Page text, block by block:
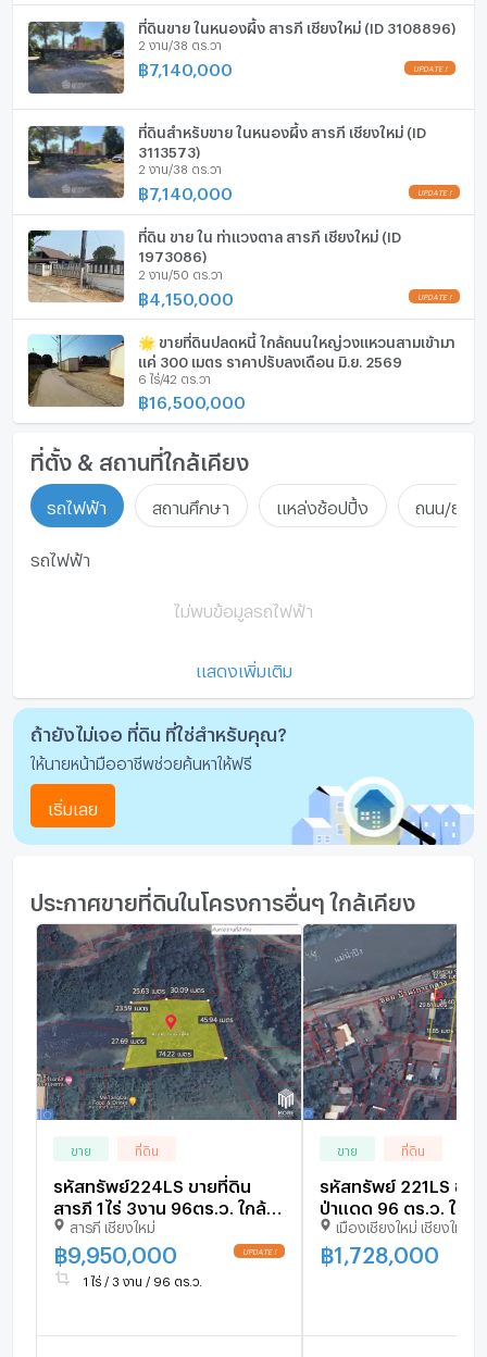
ที่ดินขาย ในหนองผึ้ง สารภี เชียงใหม่ (ID 3108896)
2 งาน/38 ตร.วา
฿7,140,000
ที่ดินสำหรับขาย ในหนองผึ้ง สารภี เชียงใหม่ (ID
3113573)
2 งาน/38 ตร.วา
฿7,140,000
ที่ดิน ขาย ใน ท่าแวงตาล สารภี เชียงใหม่ (ID
1973086)
2 งาน/50 ตร.วา
฿ 4,150,000
🌟 ขายที่ดินปลดหนี้ ใกล้ถนนใหญ่วงแหวนสามเข้ามา
แค่ 300 เมตร ราคาปรับลงเดือน มิ.ย. 2569
6 ไร่/42 ตร.วา
฿16,500,000
ที่ตั้ง & สถานที่ใกล้เคียง
รถไฟฟ้า สถานศึกษา แหล่งช้อปปิ้ง ถนน/ย่าน
รถไฟฟ้า
ไม่พบข้อมูลรถไฟฟ้า
แสดงเพิ่มเติม
ถ้ายังไม่เจอ ที่ดิน ที่ใช่สำหรับคุณ?
ให้นายหน้ามืออาชีพช่วยค้นหาให้ฟรี
เริ่มเลย
ประกาศขายที่ดินในโครงการอื่นๆ ใกล้เคียง
ขาย ที่ดิน
รหัสทรัพย์224LS ขายที่ดิน
สารภี 1ไร่ 3งาน 96ตร.ว. ใกล้
โกลบอลเฮ้าส์ เวียงกุมกาม
สารภี เชียงใหม่
฿9,950,000
1 ไร่ / 3 งาน / 96 ตร.ว.
ขาย ที่ดิน
รหัสทรัพย์ 221LS ขา
ป่าแดด 96 ตร.ว. ใกล้
แอร์พอร์ต
เมืองเชียงใหม่ เชียงใหม่
฿1,728,000